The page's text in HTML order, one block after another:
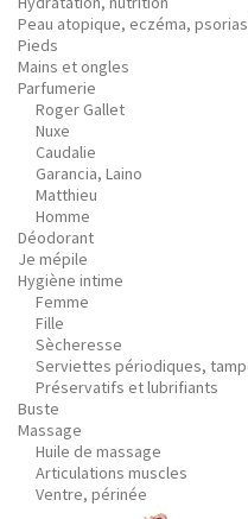
Peau atopique, eczéma,
Pieds
Mains et ongles
Parfumerie
Roger Gallet
Nuxe
Caudalie
Garancia, Laino
Matthieu
Homme
Déodorant
Je mépile
Hygiène intime
Femme
Fille
Sècheresse
Serviettes périodiques,
Préservatifs et lubrifiants
Buste
Massage
Huile de massage
Articulations muscles
Ventre, périnée